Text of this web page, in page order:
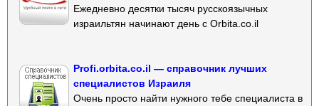
Ежедневно десятки тысяч русскоязычных
израильтян начинают день с Orbita.co.il
Profi.orbita.co.il — справочник лучших
специалистов Израиля
Очень просто найти нужного тебе специалиста в